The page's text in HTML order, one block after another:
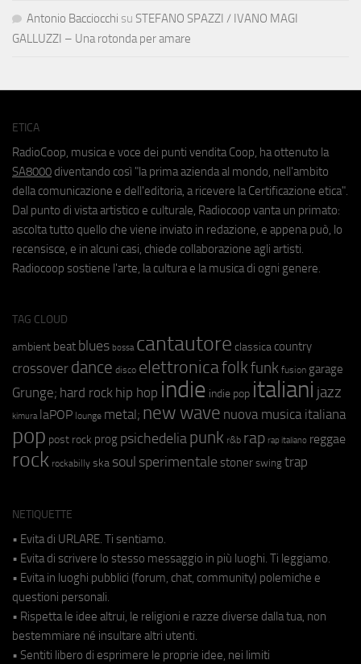
Antonio Bacciocchi su STEFANO SPAZZI / IVANO MAGI
GALLUZZI – Una rotonda per amare
ETICA
RadioCoop, musica e voce dei punti vendita Coop, ha ottenuto la
SA8000 diventando così "la prima azienda al mondo, nell'ambito
della comunicazione e dell'editoria, a ricevere la Certificazione etica".
Dal punto di vista artistico e culturale, Radiocoop vanta un primato:
ascolta tutto quello che viene inviato in redazione, e appena può, lo
recensisce, e in alcuni casi, chiede collaborazione agli artisti.
Radiocoop sostiene l'arte, la cultura e la musica di ogni genere.
TAG CLOUD
ambient beat blues bossa cantautore classica country
crossover dance disco elettronicafolkfunk fusion garage
Grunge; hard rock hip hop indie indie pop italiani jazz
kimura laPOP lounge metal; new wave nuova musica italiana
pop post rock prog psichedeliapunk r&b rap rap italiano reggae
rock rockabilly ska soul sperimentale stoner swing trap
NETIQUETTE
• Evita di URLARE. Ti sentiamo.
• Evita di scrivere lo stesso messaggio in più luoghi. Ti leggiamo.
• Evita in luoghi pubblici (forum, chat, community) polemiche e
questioni personali.
• Rispetta le idee altrui, le religioni e razze diverse dalla tua, non
bestemmiare né insultare altri utenti.
• Sentiti libero di esprimere le proprie idee, nei limiti